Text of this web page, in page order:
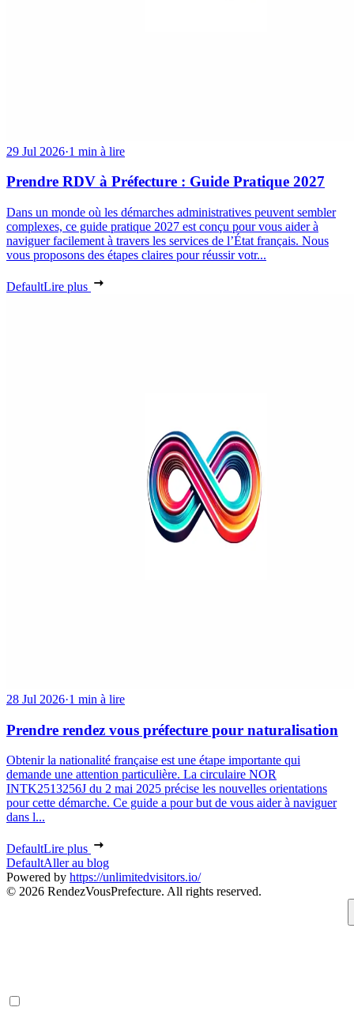
29 Jul 2026·1 min à lire
Prendre RDV à Préfecture : Guide Pratique 2027
Dans un monde où les démarches administratives peuvent sembler
complexes, ce guide pratique 2027 est conçu pour vous aider à
naviguer facilement à travers les services de l’État français. Nous
vous proposons des étapes claires pour réussir votr...
DefaultLire plus
28 Jul 2026·1 min à lire
Prendre rendez vous préfecture pour naturalisation
Obtenir la nationalité française est une étape importante qui
demande une attention particulière. La circulaire NOR
INTK2513256J du 2 mai 2025 précise les nouvelles orientations
pour cette démarche. Ce guide a pour but de vous aider à naviguer
dans l...
DefaultLire plus
DefaultAller au blog
Powered by https://unlimitedvisitors.io/
© 2026 RendezVousPrefecture. All rights reserved.